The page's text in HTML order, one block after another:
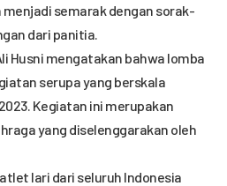
menjadi semarak dengan sorak-
dari panitia.
Husni mengatakan bahwa lomba
serupa yang berskala
Kegiatan ini merupakan
yang diselenggarakan oleh
lari dari seluruh Indonesia